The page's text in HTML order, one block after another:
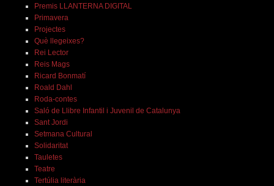
Premis LLANTERNA DIGITAL
Primavera
Projectes
Què llegeixes?
Rei Lector
Reis Mags
Ricard Bonmatí
Roald Dahl
Roda-contes
Saló de Llibre Infantil i Juvenil de Catalunya
Sant Jordi
Setmana Cultural
Solidaritat
Tauletes
Teatre
Tertúlia literària